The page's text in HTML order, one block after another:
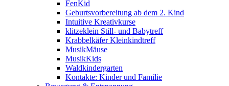
FenKid
Geburtsvorbereitung ab dem 2. Kind
Intuitive Kreativkurse
klitzeklein Still- und Babytreff
Krabbelkäfer Kleinkindtreff
MusikMäuse
MusikKids
Waldkindergarten
Kontakte: Kinder und Familie